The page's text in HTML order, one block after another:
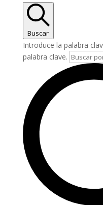
Buscar
Introduce la palabra
palabra clave.